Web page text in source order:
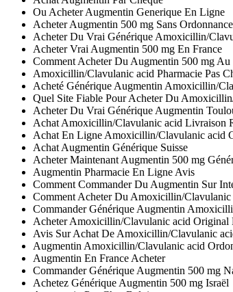
Ou Acheter Augmentin Generique En Ligne
Acheter Augmentin 500 mg Sans
Acheter Du Vrai Générique Amoxicillin/
Acheter Vrai Augmentin 500 mg En France
Comment Acheter Du Augmentin 500 mg Au
Amoxicillin/Clavulanic acid Pharmacie Pas
Acheté Générique Augmentin Amoxicillin/
Quel Site Fiable Pour Acheter Du
Acheter Du Vrai Générique Augmentin
Achat Amoxicillin/Clavulanic acid Livraison
Achat En Ligne Amoxicillin/Clavulanic acid
Achat Augmentin Générique Suisse
Acheter Maintenant Augmentin 500 mg
Augmentin Pharmacie En Ligne Avis
Comment Commander Du Augmentin Sur
Comment Acheter Du Amoxicillin/Clavulanic
Commander Générique Augmentin
Acheter Amoxicillin/Clavulanic acid Original
Avis Sur Achat De Amoxicillin/Clavulanic
Augmentin Amoxicillin/Clavulanic acid
Augmentin En France Acheter
Commander Générique Augmentin 500 mg
Achetez Générique Augmentin 500 mg Israël